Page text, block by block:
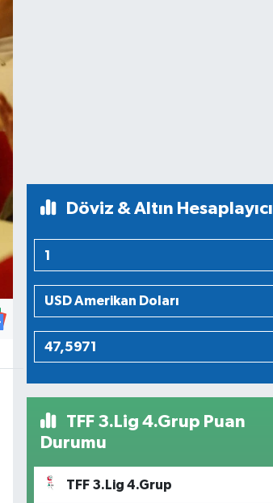
Döviz & Altın Hesaplayıcı
TFF 3.Lig 4.Grup Puan
Durumu
TFF 3.Lig 4.Grup